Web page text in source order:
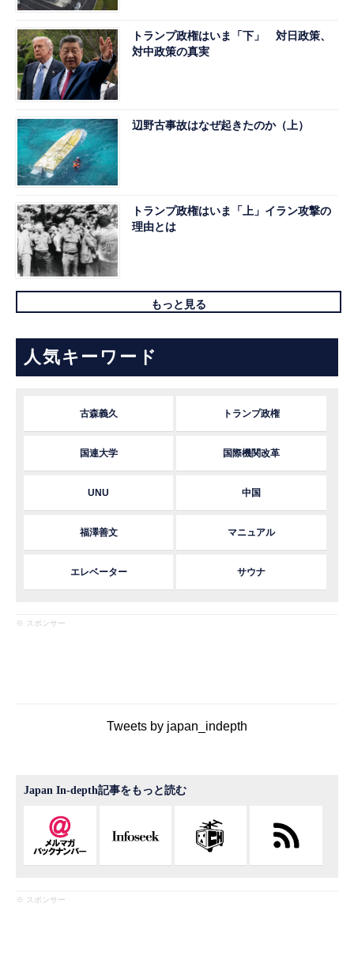
トランプ政権はいま「下」 対日政策、
対中政策の真実
辺野古事故はなぜ起きたのか（上）
トランプ政権はいま「上」イラン攻撃の
理由とは
もっと見る
人気キーワード
古森義久 トランプ政権
国連大学 国際機関改革
UNU 中国
福澤善文 マニュアル
エレベーター サウナ
※ スポンサー
Tweets by japan_indepth
Japan In-depth記事をもっと読む
※ スポンサー